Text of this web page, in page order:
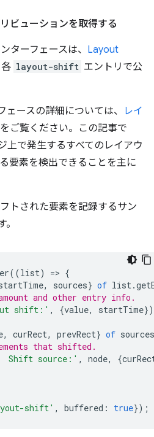
ビューションを取得する
ターフェースは、 Layout
layout-shift エントリで公
ースの詳細については、
レイ
をご覧ください。この記事で
上で発生するすべてのレイアウ
要素を検出できることを主に
トされた要素を記録するサン
((list) => {
, sources} of list .
and other entry info.
shift:' , {value, startTime
, curRect, prevRect} of sources
that shifted.
Shift source:' , node, {
shift' , buffered : true});